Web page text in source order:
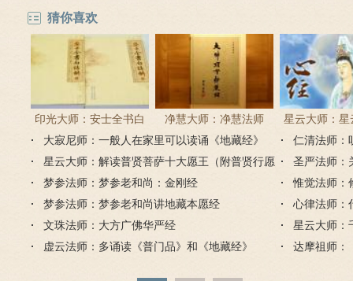
猜你喜欢
印光大师：安士全书白
话解
净慧大师：净慧法师
《楞严经》浅译
星云大师：星
《心经
大寂尼师：一般人在家里可以读诵《地藏经》
吗？
仁清法师：
星云大师：解读普贤菩萨十大愿王（附普贤行愿
品全文）
圣严法师：
梦参法师：梦参老和尚：金刚经
惟觉法师：
梦参法师：梦参老和尚讲地藏本愿经
心律法师：
文珠法师：大方广佛华严经
星云大师：
虚云法师：多诵读《普门品》和《地藏经》
达摩祖师：